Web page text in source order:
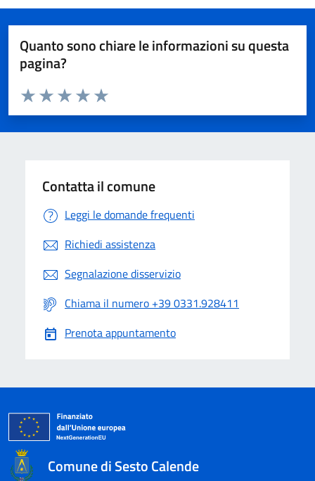
Quanto sono chiare le informazioni su questa
pagina?
Valuta da 1 a 5 stelle la pagina
Valuta 5 stelle su 5
Valuta 4 stelle su 5
Valuta 3 stelle su 5
Valuta 2 stelle su 5
Valuta 1 stelle su 5
Contatta il comune
Leggi le domande frequenti
Richiedi assistenza
Segnalazione disservizio
Chiama il numero +39 0331.928411
Prenota appuntamento
Comune di Sesto Calende